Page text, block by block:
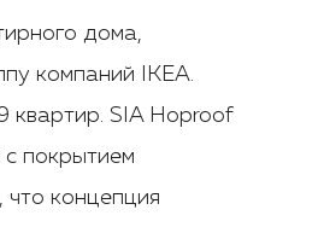
дома,
компаний IKEA.
квартир. SIA Hoproof
покрытием
что концепция